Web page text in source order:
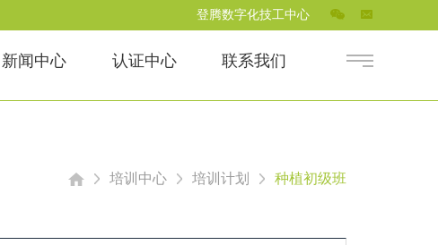
登腾数字化技工中心
新闻中心 认证中心 联系我们
培训中心 培训计划 种植初级班